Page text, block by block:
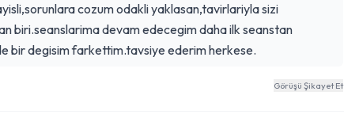
cozum odakli yaklasan,tavirlariyla sizi
biri.seanslarima devam edecegim daha ilk seanstan
bir degisim farkettim.tavsiye ederim herkese.
Görüşü Şikayet Et